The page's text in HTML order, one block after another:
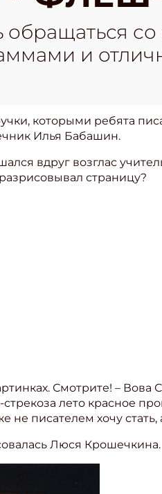
обращаться
и
которыми ребята
Илья Бабашин.
вдруг возглас
страницу?
Смотрите! –
лето красное
не писателем хочу
Люся Крошечкина.